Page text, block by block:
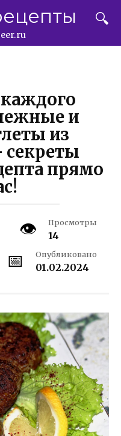
и
из
прямо
Просмотры
14
Опубликовано
01.02.2024